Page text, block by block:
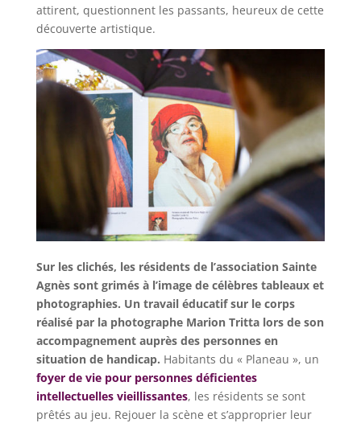
attirent, questionnent les passants, heureux de cette
découverte artistique.
Sur les clichés, les résidents de l’association Sainte
Agnès sont grimés à l’image de célèbres tableaux et
photographies. Un travail éducatif sur le corps
réalisé par la photographe Marion Tritta lors de son
accompagnement auprès des personnes en
situation de handicap. Habitants du « Planeau », un
foyer de vie pour personnes déficientes
intellectuelles vieillissantes, les résidents se sont
prêtés au jeu. Rejouer la scène et s’approprier leur